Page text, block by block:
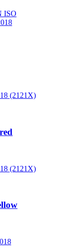
ISO
(2121X)
(2121X)